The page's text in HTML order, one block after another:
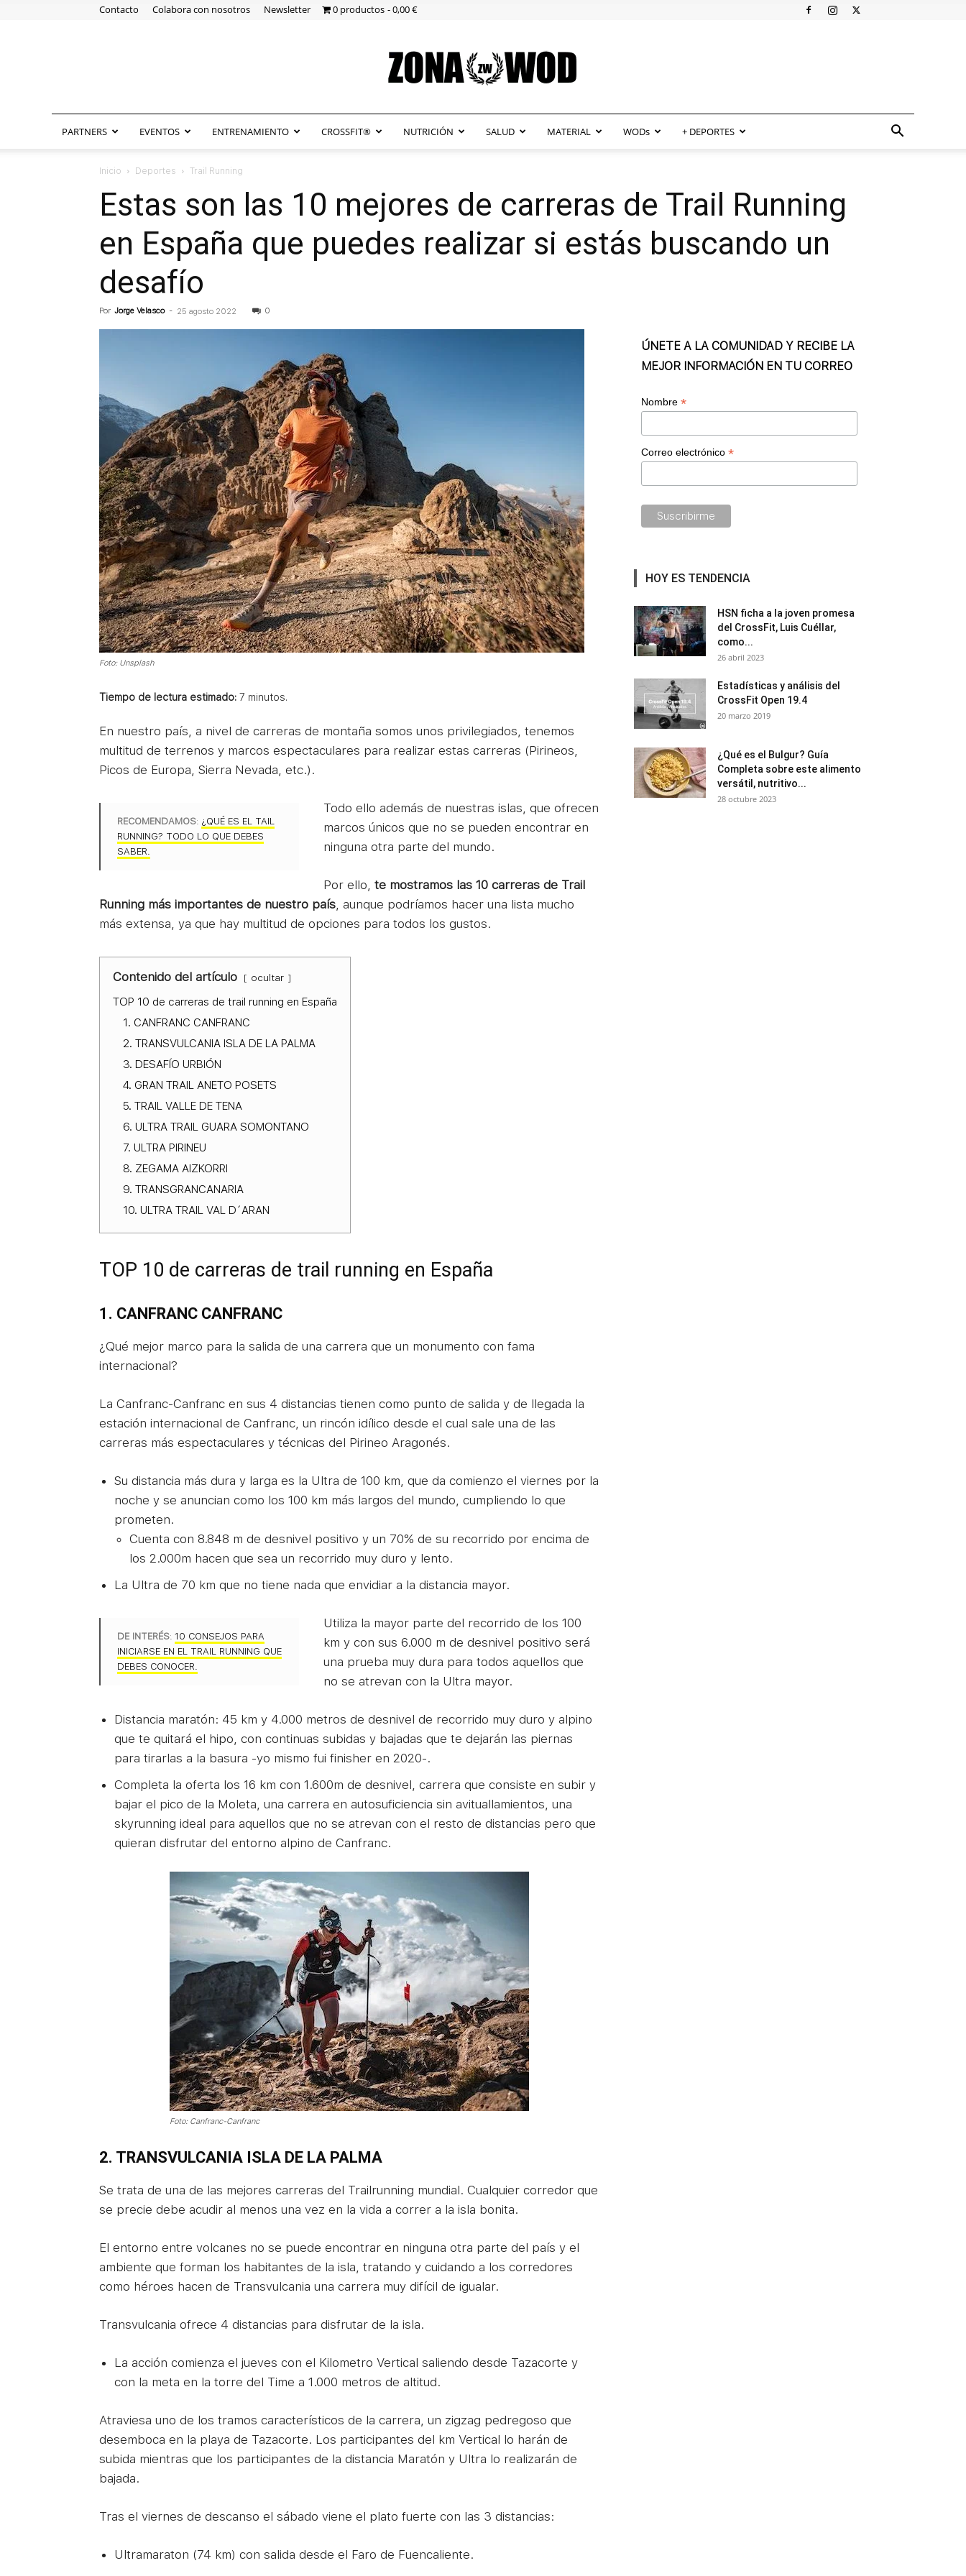
Contacto Colabora con nosotros Newsletter 0 productos 0,00 €
ZonaWOD
PARTNERS EVENTOS ENTRENAMIENTO CROSSFIT® NUTRICIÓN SALUD MATERIAL WODs + DEPORTES
Inicio Deportes Trail Running
Estas son las 10 mejores de carreras de Trail Running
en España que puedes realizar si estás buscando un
desafío
Por Jorge Velasco - 25 agosto 2022 0
Foto: Unsplash
Tiempo de lectura estimado: 7 minutos.
En nuestro país, a nivel de carreras de montaña somos unos privilegiados, tenemos
multitud de terrenos y marcos espectaculares para realizar estas carreras (Pirineos,
Picos de Europa, Sierra Nevada, etc.).
RECOMENDAMOS: ¿QUÉ ES EL TAIL
RUNNING? TODO LO QUE DEBES
SABER.
Todo ello además de nuestras islas, que ofrecen
marcos únicos que no se pueden encontrar en
ninguna otra parte del mundo.
Por ello,te mostramos las 10 carreras de Trail
Running más importantes de nuestro país, aunque podríamos hacer una lista mucho
más extensa, ya que hay multitud de opciones para todos los gustos.
Contenido del artículo ocultar
TOP 10 de carreras de trail running en España
1. CANFRANC CANFRANC
2. TRANSVULCANIA ISLA DE LA PALMA
3. DESAFÍO URBIÓN
4. GRAN TRAIL ANETO POSETS
5. TRAIL VALLE DE TENA
6. ULTRA TRAIL GUARA SOMONTANO
7. ULTRA PIRINEU
8. ZEGAMA AIZKORRI
9. TRANSGRANCANARIA
10. ULTRA TRAIL VAL D´ARAN
TOP 10 de carreras de trail running en España
1. CANFRANC CANFRANC
¿Qué mejor marco para la salida de una carrera que un monumento con fama
internacional?
La Canfranc-Canfranc en sus 4 distancias tienen como punto de salida y de llegada la
estación internacional de Canfranc, un rincón idílico desde el cual sale una de las
carreras más espectaculares y técnicas del Pirineo Aragonés.
Su distancia más dura y larga es la Ultra de 100 km, que da comienzo el viernes por la
noche y se anuncian como los 100 km más largos del mundo, cumpliendo lo que
prometen.
Cuenta con 8.848 m de desnivel positivo y un 70% de su recorrido por encima de
los 2.000m hacen que sea un recorrido muy duro y lento.
La Ultra de 70 km que no tiene nada que envidiar a la distancia mayor.
DE INTERÉS: 10 CONSEJOS PARA
INICIARSE EN EL TRAIL RUNNING QUE
DEBES CONOCER.
Utiliza la mayor parte del recorrido de los 100
km y con sus 6.000 m de desnivel positivo será
una prueba muy dura para todos aquellos que
no se atrevan con la Ultra mayor.
Distancia maratón: 45 km y 4.000 metros de desnivel de recorrido muy duro y alpino
que te quitará el hipo, con continuas subidas y bajadas que te dejarán las piernas
para tirarlas a la basura -yo mismo fui finisher en 2020-.
Completa la oferta los 16 km con 1.600m de desnivel, carrera que consiste en subir y
bajar el pico de la Moleta, una carrera en autosuficiencia sin avituallamientos, una
skyrunning ideal para aquellos que no se atrevan con el resto de distancias pero que
quieran disfrutar del entorno alpino de Canfranc.
Foto: Canfranc-Canfranc
2. TRANSVULCANIA ISLA DE LA PALMA
Se trata de una de las mejores carreras del Trailrunning mundial. Cualquier corredor que
se precie debe acudir al menos una vez en la vida a correr a la isla bonita.
El entorno entre volcanes no se puede encontrar en ninguna otra parte del país y el
ambiente que forman los habitantes de la isla, tratando y cuidando a los corredores
como héroes hacen de Transvulcania una carrera muy difícil de igualar.
Transvulcania ofrece 4 distancias para disfrutar de la isla.
La acción comienza el jueves con el Kilometro Vertical saliendo desde Tazacorte y
con la meta en la torre del Time a 1.000 metros de altitud.
Atraviesa uno de los tramos característicos de la carrera, un zigzag pedregoso que
desemboca en la playa de Tazacorte. Los participantes del km Vertical lo harán de
subida mientras que los participantes de la distancia Maratón y Ultra lo realizarán de
bajada.
Tras el viernes de descanso el sábado viene el plato fuerte con las 3 distancias:
Ultramaraton (74 km) con salida desde el Faro de Fuencaliente.
ÚNETE A LA COMUNIDAD Y RECIBE LA
MEJOR INFORMACIÓN EN TU CORREO
Nombre *
Correo electrónico *
HOY ES TENDENCIA
HSN ficha a la joven promesa
del CrossFit, Luis Cuéllar,
como...
26 abril 2023
Estadísticas y análisis del
CrossFit Open 19.4
20 marzo 2019
¿Qué es el Bulgur? Guía
Completa sobre este alimento
versátil, nutritivo...
28 octubre 2023